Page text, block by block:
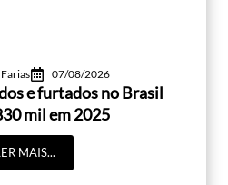
07/08/2026
e furtados no Brasil
mil em 2025
MAIS...